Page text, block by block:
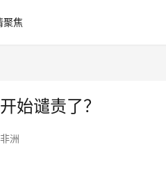
聚焦
始谴责了？
非洲